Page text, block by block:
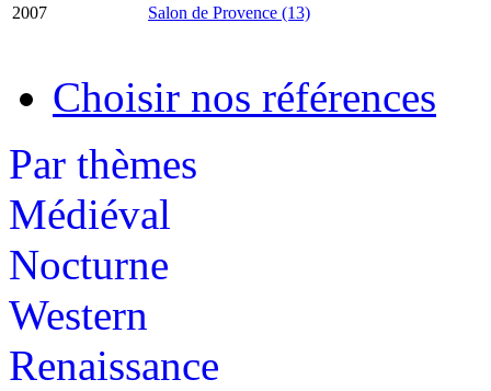
2007
Salon de Provence (13)
Choisir nos références
Par thèmes
Médiéval
Nocturne
Western
Renaissance